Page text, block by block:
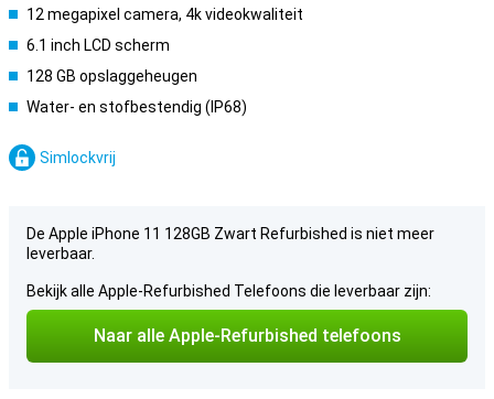
12 megapixel camera, 4k videokwaliteit
6.1 inch LCD scherm
128 GB opslaggeheugen
Water- en stofbestendig (IP68)
Simlockvrij
De Apple iPhone 11 128GB Zwart Refurbished is niet meer
leverbaar.
Bekijk alle Apple-Refurbished Telefoons die leverbaar zijn:
Naar alle Apple-Refurbished telefoons